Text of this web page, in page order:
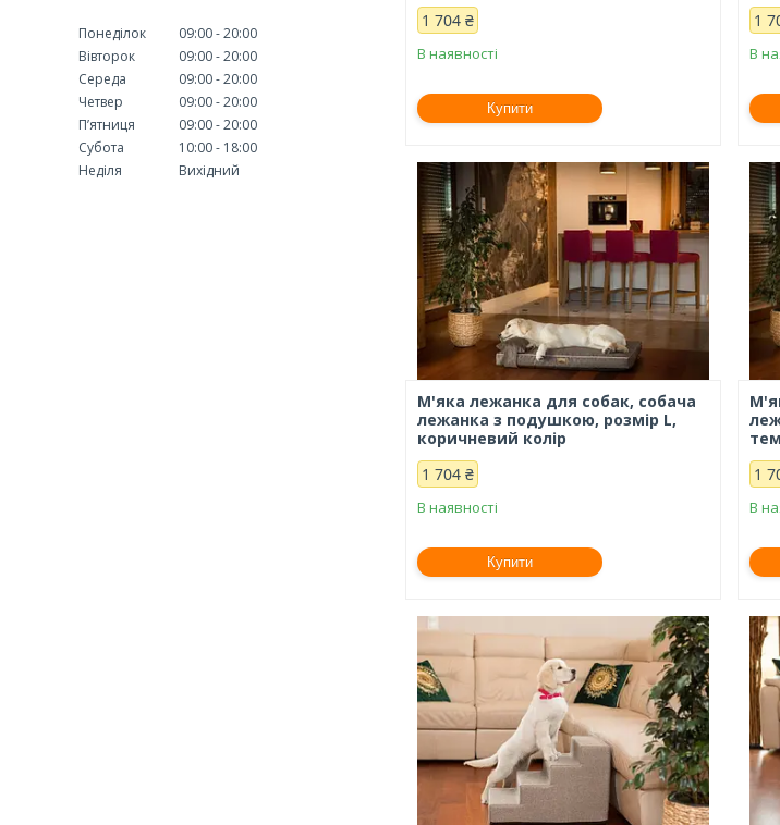
1 704 ₴
В наявності
Купити
1
В
М'яка лежанка для собак, собача
лежанка з подушкою, розмір L,
коричневий колір
1 704 ₴
В наявності
Купити
1
В
Понеділок 09:00 20:00
Вівторок
09:00 20:00
Середа
09:00 20:00
Четвер
09:00 20:00
Пʼятниця
09:00 20:00
Субота
10:00
18:00
Неділя
Вихідний